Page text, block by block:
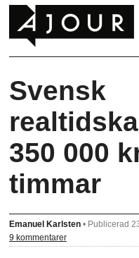
Svensk
350 000
timmar
Emanuel Karlsten • Publicerad
9 kommentarer